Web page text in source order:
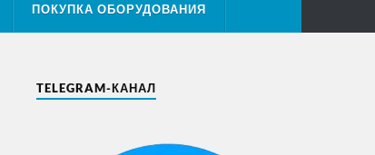
ПОКУПКА ОБОРУДОВАНИЯ
TELEGRAM-КАНАЛ